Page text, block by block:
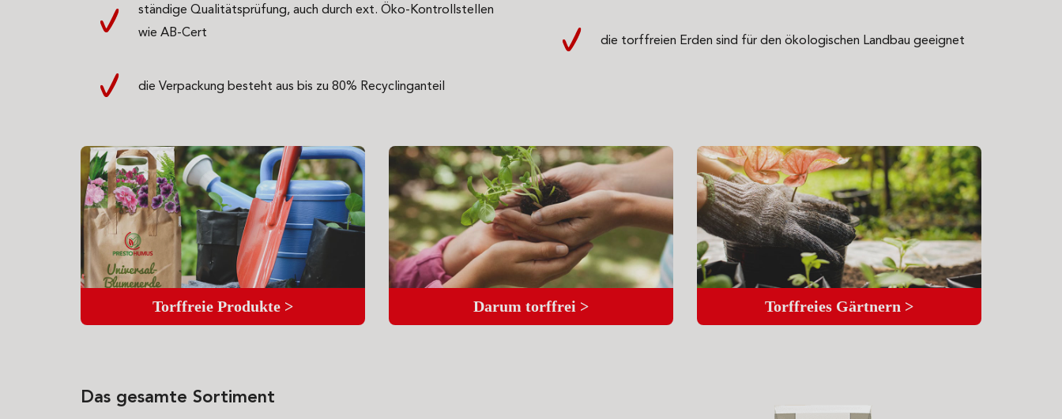
ständige Qualitätsprüfung, auch durch ext. Öko-Kontrollstellen
wie AB-Cert
die Verpackung besteht aus bis zu 80% Recyclinganteil
die torffreien Erden sind für den ökologischen Landbau geeignet
Torffreie Produkte > Darum torffrei > Torffreies Gärtnern >
Das gesamte Sortiment